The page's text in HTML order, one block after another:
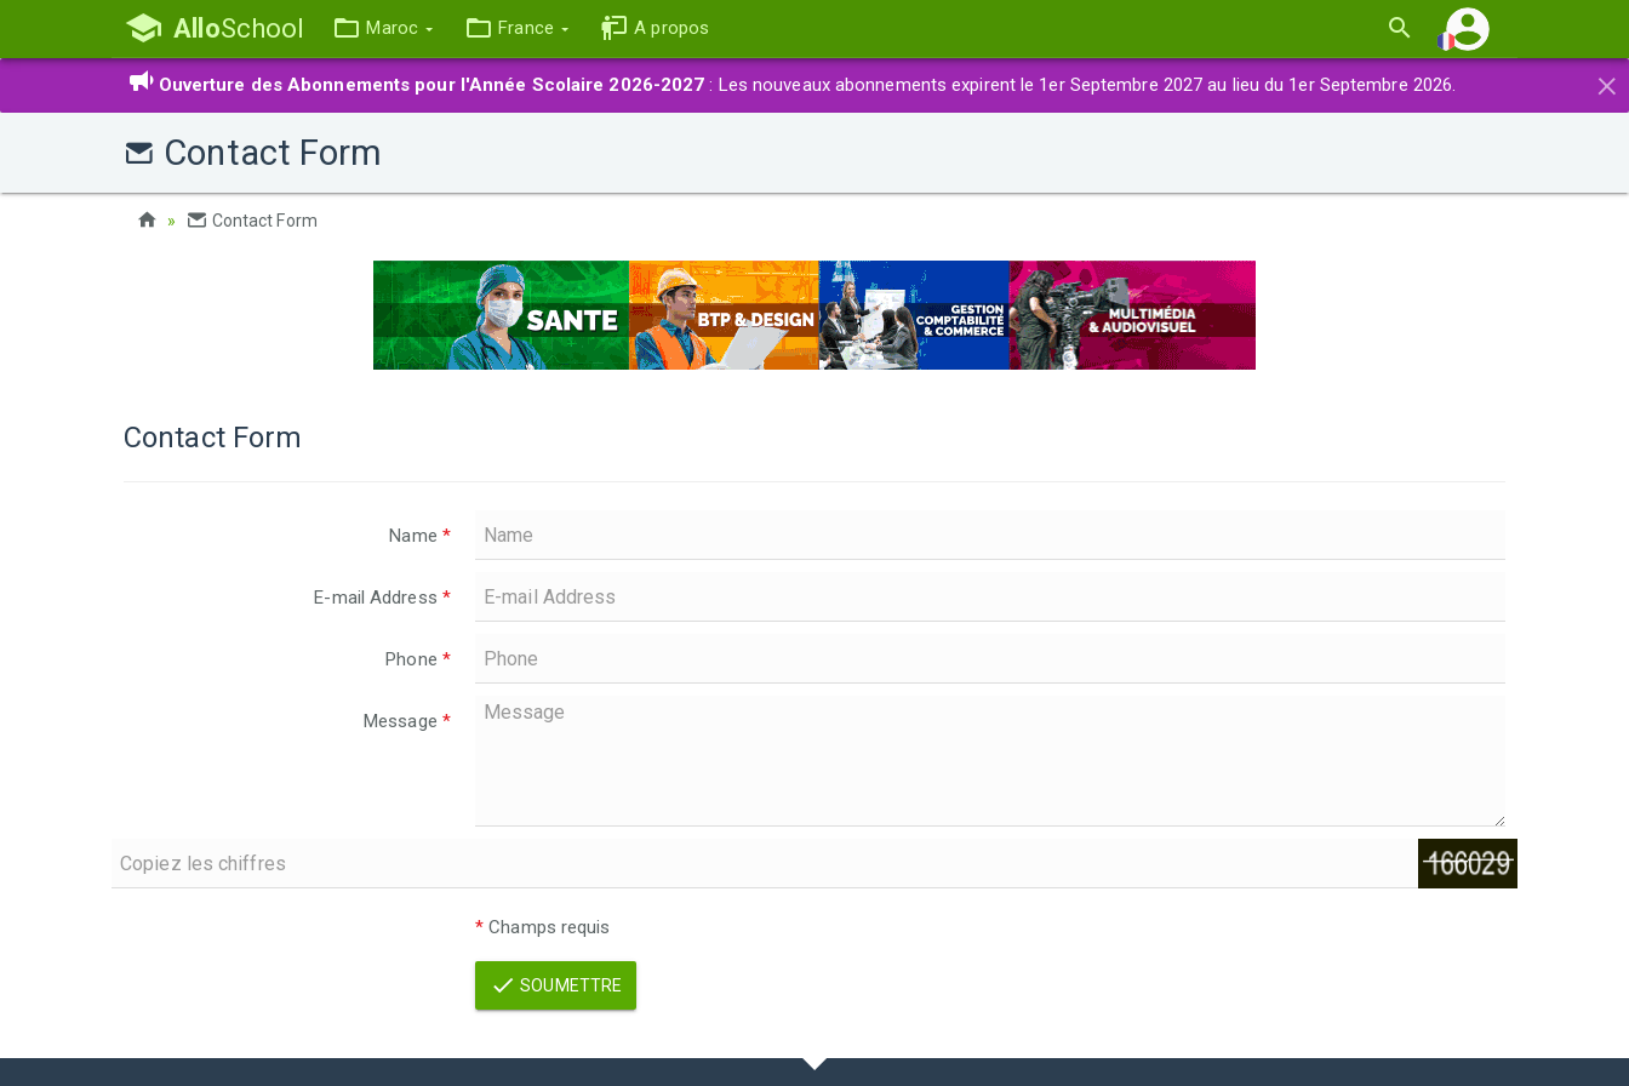
AlloSchool Maroc France A propos
×
Ouverture des Abonnements pour l'Année Scolaire 2026-2027 : Les nouveaux abonnements expirent le 1er Septembre 2027 au lieu du 1er Septembre 2026.
Contact Form
Contact Form
Contact Form
Name *
E-mail Address *
Phone *
Message *
* Champs requis
SOUMETTRE